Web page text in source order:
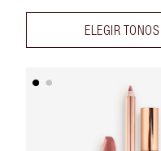
ELEGIR TONOS